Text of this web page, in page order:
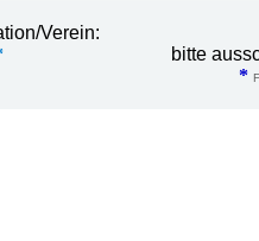
Verein:
bitte
*